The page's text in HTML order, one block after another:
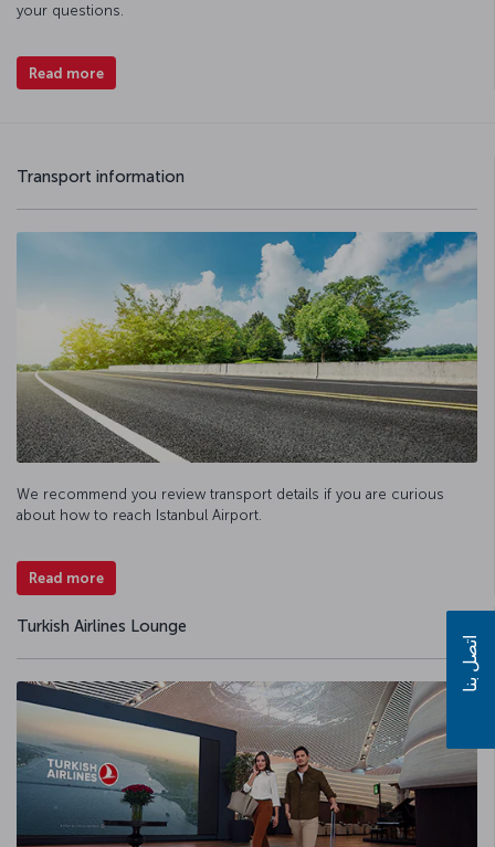
your questions.
Read more
Transport information
We recommend you review transport details if you are curious
about how to reach Istanbul Airport.
Read more
Turkish Airlines Lounge
اتصل بنا